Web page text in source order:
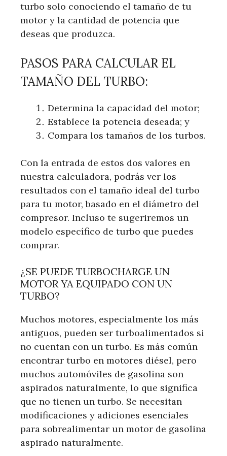
turbo solo conociendo el tamaño de tu
motor y la cantidad de potencia que
deseas que produzca.
PASOS PARA CALCULAR EL
TAMAÑO DEL TURBO:
Determina la capacidad del motor;
Establece la potencia deseada; y
Compara los tamaños de los turbos.
Con la entrada de estos dos valores en
nuestra calculadora, podrás ver los
resultados con el tamaño ideal del turbo
para tu motor, basado en el diámetro del
compresor. Incluso te sugeriremos un
modelo específico de turbo que puedes
comprar.
¿SE PUEDE TURBOCHARGE UN
MOTOR YA EQUIPADO CON UN
TURBO?
Muchos motores, especialmente los más
antiguos, pueden ser turboalimentados si
no cuentan con un turbo. Es más común
encontrar turbo en motores diésel, pero
muchos automóviles de gasolina son
aspirados naturalmente, lo que significa
que no tienen un turbo. Se necesitan
modificaciones y adiciones esenciales
para sobrealimentar un motor de gasolina
aspirado naturalmente.